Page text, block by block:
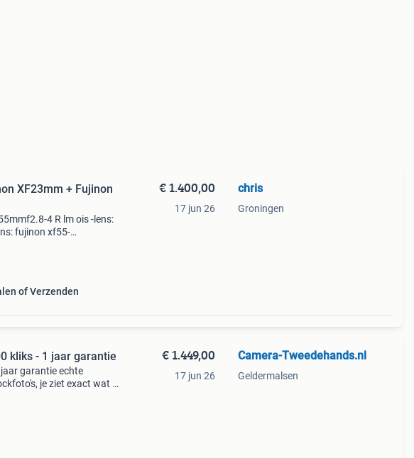
XF23mm + Fujinon
4 R lm ois -lens:
fujinon xf55-
of Verzenden
€ 1.400,00
17 jun 26
chris
Groningen
kliks - 1 jaar garantie
garantie echte
je ziet exact wat je
€ 1.449,00
17 jun 26
Camera-Tweedehands.nl
Geldermalsen